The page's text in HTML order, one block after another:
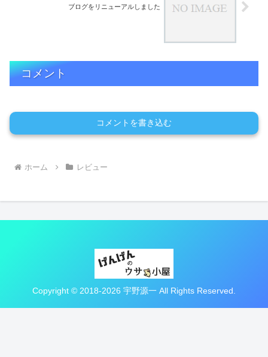
ブログをリニューアルしました
コメント
コメントを書き込む
ホーム レビュー
Copyright © 2018-2026 宇野源一 All Rights Reserved.